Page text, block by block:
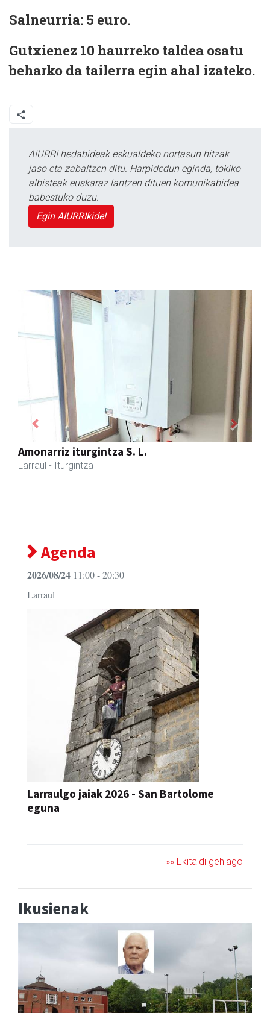
Salneurria: 5 euro.
Gutxienez 10 haurreko taldea osatu
beharko da tailerra egin ahal izateko.
AIURRI hedabideak eskualdeko nortasun hitzak
jaso eta zabaltzen ditu. Harpidedun eginda, tokiko
albisteak euskaraz lantzen dituen komunikabidea
babestuko duzu.
Egin AIURRIkide!
Larraulgo herri ostatua
Larraul - Jatetxeak
Previous Next
Agenda
2026/08/24 11:00 - 20:30
Larraul
Larraulgo jaiak 2026 - San Bartolome
eguna
»» Ekitaldi gehiago
Ikusienak